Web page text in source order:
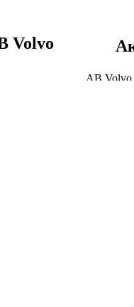
Volvo
AB Volvo